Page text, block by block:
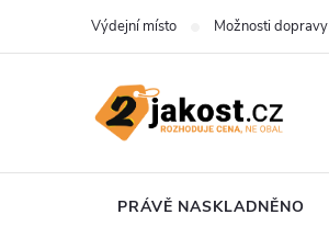
Výdejní místo Možnosti dopravy
PRÁVĚ NASKLADNĚNO